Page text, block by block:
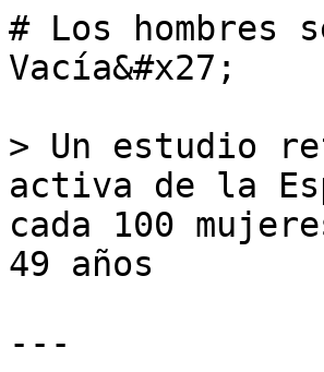
# Los hombres
Vacía&#x27;
> Un estudio
activa de la
cada 100
49 años
---